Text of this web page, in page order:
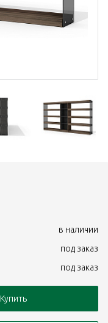
в наличии
под заказ
под заказ
Купить